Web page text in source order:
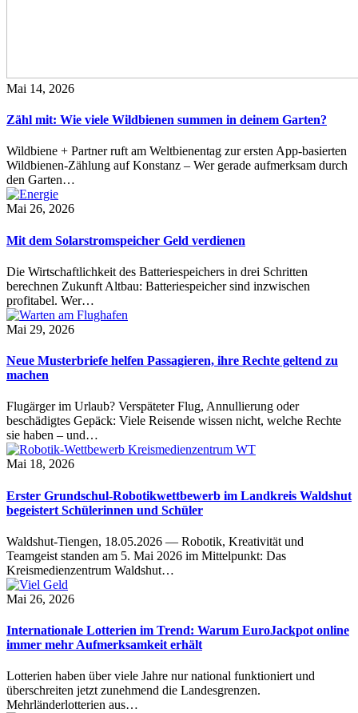
Mai 14, 2026
Zähl mit: Wie viele Wildbienen summen in deinem Garten?
Wildbiene + Partner ruft am Weltbienentag zur ersten App-basierten
Wildbienen-Zählung auf Konstanz – Wer gerade aufmerksam durch
den Garten…
Mai 26, 2026
Mit dem Solarstromspeicher Geld verdienen
Die Wirtschaftlichkeit des Batteriespeichers in drei Schritten
berechnen Zukunft Altbau: Batteriespeicher sind inzwischen
profitabel. Wer…
Mai 29, 2026
Neue Musterbriefe helfen Passagieren, ihre Rechte geltend zu
machen
Flugärger im Urlaub? Verspäteter Flug, Annullierung oder
beschädigtes Gepäck: Viele Reisende wissen nicht, welche Rechte
sie haben – und…
Mai 18, 2026
Erster Grundschul-Robotikwettbewerb im Landkreis Waldshut
begeistert Schülerinnen und Schüler
Waldshut-Tiengen, 18.05.2026 — Robotik, Kreativität und
Teamgeist standen am 5. Mai 2026 im Mittelpunkt: Das
Kreismedienzentrum Waldshut…
Mai 26, 2026
Internationale Lotterien im Trend: Warum EuroJackpot online
immer mehr Aufmerksamkeit erhält
Lotterien haben über viele Jahre nur national funktioniert und
überschreiten jetzt zunehmend die Landesgrenzen.
Mehrländerlotterien aus…